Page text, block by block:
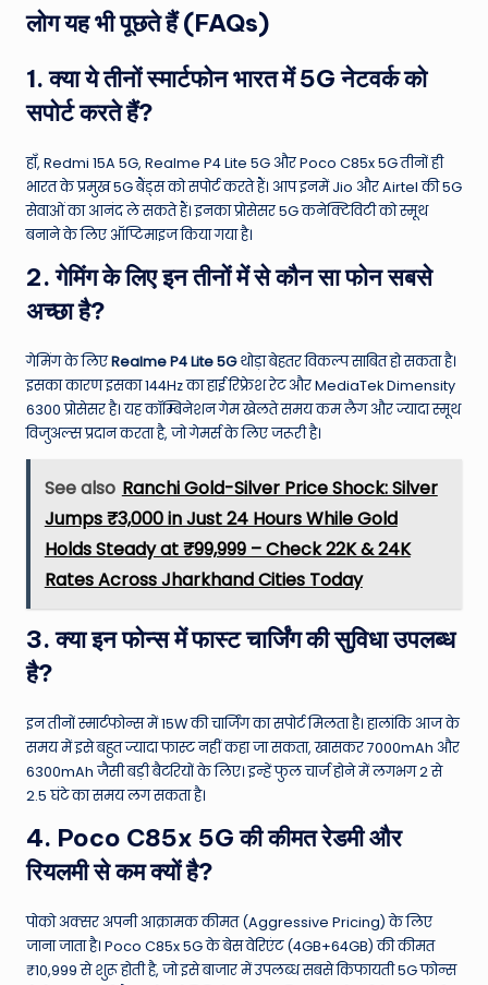
लोग यह भी पूछते हैं (FAQs)
1. क्या ये तीनों स्मार्टफोन भारत में 5G नेटवर्क को
सपोर्ट करते हैं?
हाँ, Redmi 15A 5G, Realme P4 Lite 5G और Poco C85x 5G तीनों ही
भारत के प्रमुख 5G बैंड्स को सपोर्ट करते हैं। आप इनमें Jio और Airtel की 5G
सेवाओं का आनंद ले सकते हैं। इनका प्रोसेसर 5G कनेक्टिविटी को स्मूथ
बनाने के लिए ऑप्टिमाइज किया गया है।
2. गेमिंग के लिए इन तीनों में से कौन सा फोन सबसे
अच्छा है?
गेमिंग के लिएRealme P4 Lite 5Gथोड़ा बेहतर विकल्प साबित हो सकता है।
इसका कारण इसका 144Hz का हाई रिफ्रेश रेट और MediaTek Dimensity
6300 प्रोसेसर है। यह कॉम्बिनेशन गेम खेलते समय कम लैग और ज्यादा स्मूथ
विजुअल्स प्रदान करता है, जो गेमर्स के लिए जरूरी है।
See also Ranchi Gold-Silver Price Shock: Silver
Jumps ₹3,000 in Just 24 Hours While Gold
Holds Steady at ₹99,999 – Check 22K & 24K
Rates Across Jharkhand Cities Today
3. क्या इन फोन्स में फास्ट चार्जिंग की सुविधा उपलब्ध
है?
इन तीनों स्मार्टफोन्स में 15W की चार्जिंग का सपोर्ट मिलता है। हालांकि आज के
समय में इसे बहुत ज्यादा फास्ट नहीं कहा जा सकता, खासकर 7000mAh और
6300mAh जैसी बड़ी बैटरियों के लिए। इन्हें फुल चार्ज होने में लगभग 2 से
2.5 घंटे का समय लग सकता है।
4. Poco C85x 5G की कीमत रेडमी और
रियलमी से कम क्यों है?
पोको अक्सर अपनी आक्रामक कीमत (Aggressive Pricing) के लिए
जाना जाता है। Poco C85x 5G के बेस वेरिएंट (4GB+64GB) की कीमत
₹10,999 से शुरू होती है, जो इसे बाजार में उपलब्ध सबसे किफायती 5G फोन्स